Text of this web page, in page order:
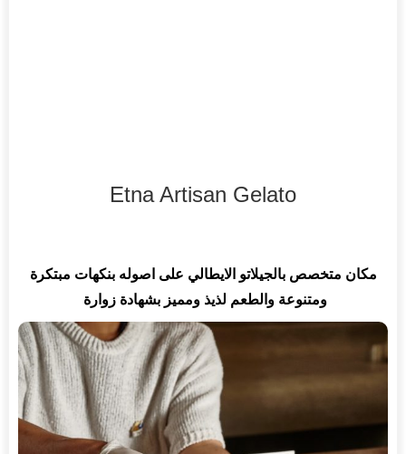
Etna Artisan Gelato
مكان متخصص بالجيلاتو الايطالي على اصوله بنكهات مبتكرة
ومتنوعة والطعم لذيذ ومميز بشهادة زوارة